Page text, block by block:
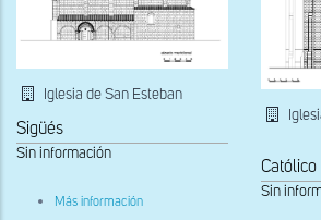
Iglesia de San Esteban
Sigüés
Sin información
Más información
Católico
Sin